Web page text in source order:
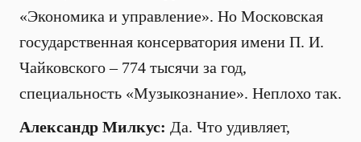
«Экономика и управление». Но Московская
государственная консерватория имени П. И.
Чайковского – 774 тысячи за год,
специальность «Музыкознание». Неплохо так.
Александр Милкус: Да. Что удивляет,